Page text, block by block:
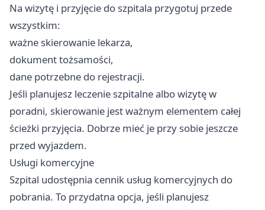
Na wizytę i przyjęcie do szpitala przygotuj przede
wszystkim:
ważne skierowanie lekarza,
dokument tożsamości,
dane potrzebne do rejestracji.
Jeśli planujesz leczenie szpitalne albo wizytę w
poradni, skierowanie jest ważnym elementem całej
ścieżki przyjęcia. Dobrze mieć je przy sobie jeszcze
przed wyjazdem.
Usługi komercyjne
Szpital udostępnia cennik usług komercyjnych do
pobrania. To przydatna opcja, jeśli planujesz